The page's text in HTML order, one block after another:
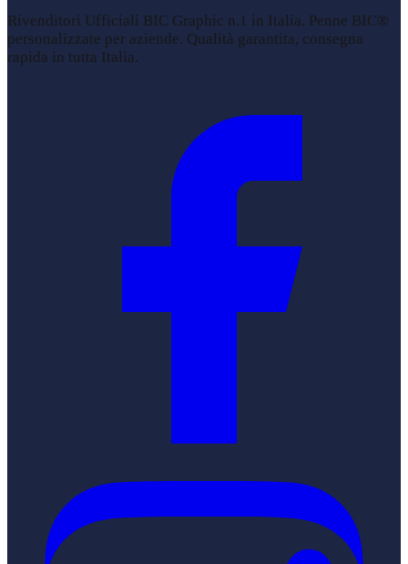
Rivenditori Ufficiali BIC Graphic n.1 in Italia. Penne BIC®
personalizzate per aziende. Qualità garantita, consegna
rapida in tutta Italia.